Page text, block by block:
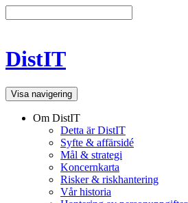
DistIT
Visa navigering
Om DistIT
Detta är DistIT
Syfte & affärsidé
Mål & strategi
Koncernkarta
Risker & riskhantering
Vår historia